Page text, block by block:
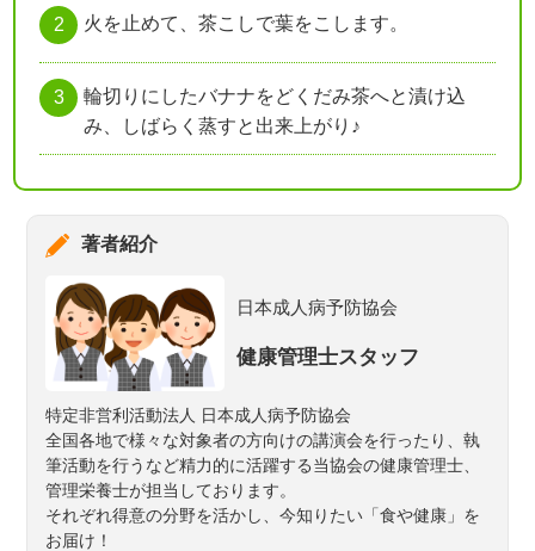
火を止めて、茶こしで葉をこします。
輪切りにしたバナナをどくだみ茶へと漬け込
み、しばらく蒸すと出来上がり♪
著者紹介
日本成人病予防協会
健康管理士スタッフ
特定非営利活動法人 日本成人病予防協会
全国各地で様々な対象者の方向けの講演会を行ったり、執
筆活動を行うなど精力的に活躍する当協会の健康管理士、
管理栄養士が担当しております。
それぞれ得意の分野を活かし、今知りたい「食や健康」を
お届け！